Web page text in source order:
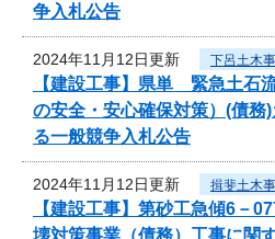
争入札公告
2024年11月12日更新 下呂土木
【建設工事】県単 緊急土石
の安全・安心確保対策）(債
る一般競争入札公告
2024年11月12日更新 揖斐土木
【建設工事】第砂工急傾6－
壊対策事業（債務）工事に関